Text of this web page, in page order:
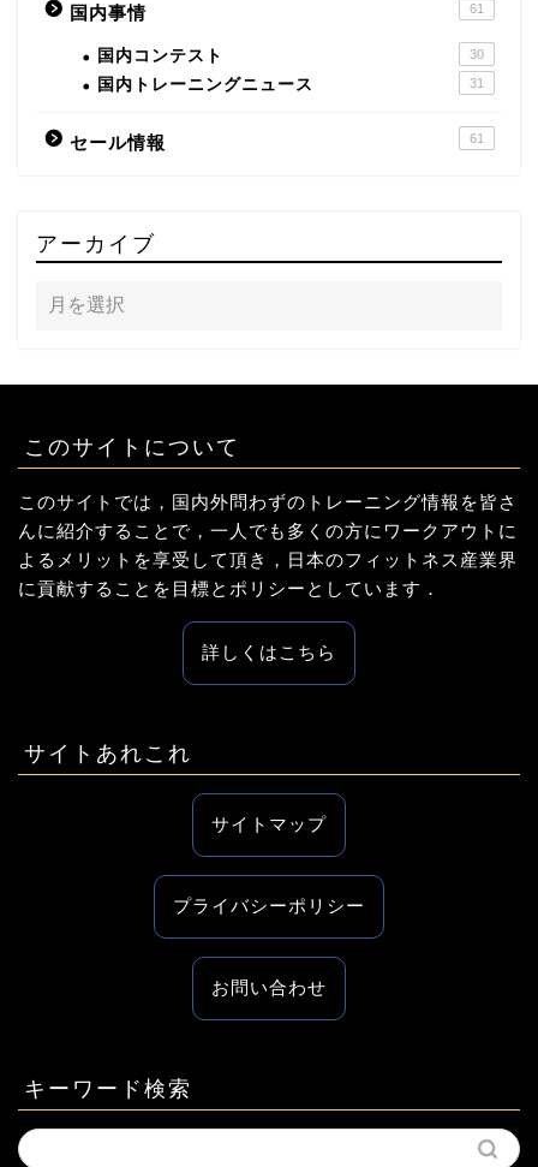
国内事情 61
国内コンテスト 30
国内トレーニングニュース 31
セール情報 61
アーカイブ
このサイトについて
このサイトでは，国内外問わずのトレーニング情報を皆さ
んに紹介することで，一人でも多くの方にワークアウトに
よるメリットを享受して頂き，日本のフィットネス産業界
に貢献することを目標とポリシーとしています．
詳しくはこちら
サイトあれこれ
サイトマップ
プライバシーポリシー
お問い合わせ
キーワード検索